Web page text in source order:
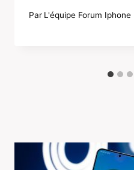
Par L'équipe Forum Iphone